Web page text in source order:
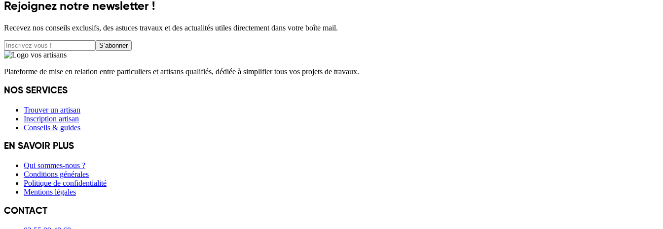
Rejoignez notre newsletter !
Recevez nos conseils exclusifs, des astuces travaux et des actualités utiles directement dans votre boîte mail.
S’abonner
Plateforme de mise en relation entre particuliers et artisans qualifiés, dédiée à simplifier tous vos projets de travaux.
NOS SERVICES
Trouver un artisan
Inscription artisan
Conseils & guides
EN SAVOIR PLUS
Qui sommes-nous ?
Conditions générales
Politique de confidentialité
Mentions légales
CONTACT